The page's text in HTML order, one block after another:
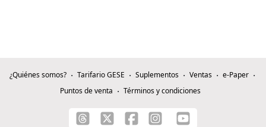
¿Quiénes somos? Tarifario GESE Suplementos Ventas
e-Paper
Puntos de venta
Términos y condiciones